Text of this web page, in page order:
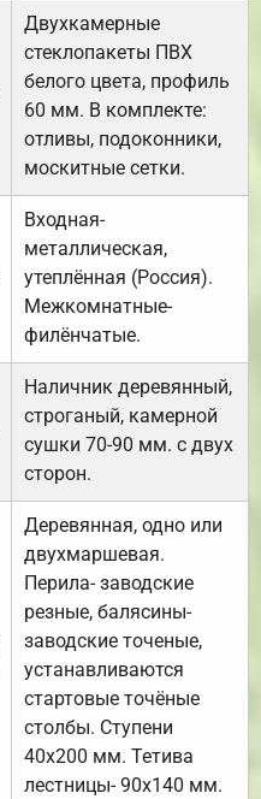
Двухкамерные
стеклопакеты ПВХ
белого цвета, профиль
60 мм. В комплекте:
отливы, подоконники,
москитные сетки.
Входная-
металлическая,
утеплённая (Россия).
Межкомнатные-
филёнчатые.
Наличник деревянный,
строганый, камерной
сушки 70-90 мм. с двух
сторон.
Деревянная, одно или
двухмаршевая.
Перила- заводские
резные, балясины-
заводские точеные,
устанавливаются
стартовые точёные
столбы. Ступени
40х200 мм. Тетива
лестницы- 90х140 мм.